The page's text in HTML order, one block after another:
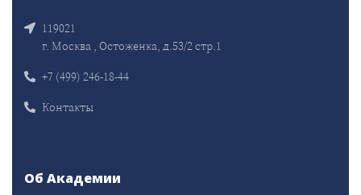
119021
г. Москва , Остоженка, д.53/2 стр.1
+7 (499) 246-18-44
Контакты
Об Академии